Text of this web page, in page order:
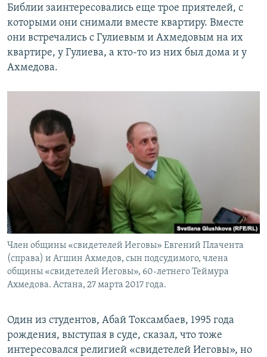
Библии заинтересовались еще трое приятелей, с
которыми они снимали вместе квартиру. Вместе
они встречались с Гулиевым и Ахмедовым на их
квартире, у Гулиева, а кто-то из них был дома и у
Ахмедова.
Член общины «свидетелей Иеговы» Евгений Плачента
(справа) и Агшин Ахмедов, сын подсудимого, члена
общины «свидетелей Иеговы», 60-летнего Теймура
Ахмедова. Астана, 27 марта 2017 года.
Один из студентов, Абай Токсамбаев, 1995 года
рождения, выступая в суде, сказал, что тоже
интересовался религией «свидетелей Иеговы», но